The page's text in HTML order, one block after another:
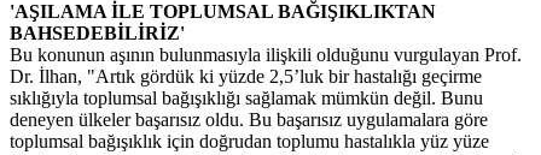
'AŞILAMA İLE TOPLUMSAL BAĞIŞIKLIKTAN
BAHSEDEBİLİRİZ'
Bu konunun aşının bulunmasıyla ilişkili olduğunu vurgulayan Prof.
Dr. İlhan, "Artık gördük ki yüzde 2,5’luk bir hastalığı geçirme
sıklığıyla toplumsal bağışıklığı sağlamak mümkün değil. Bunu
deneyen ülkeler başarısız oldu. Bu başarısız uygulamalara göre
toplumsal bağışıklık için doğrudan toplumu hastalıkla yüz yüze